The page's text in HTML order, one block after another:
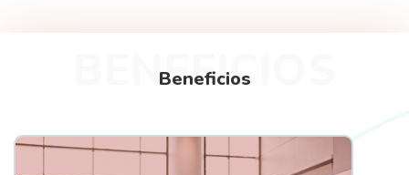
BENEFICIOS
Beneficios